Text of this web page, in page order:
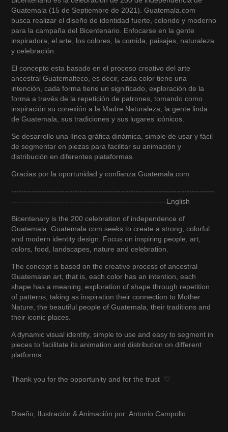
Guatemala (15 de Septiembre de 2021). Guatemala.com
busca realizar el diseño de identidad fuerte, colorido y moderno
para la campaña del Bicentenario. Enfocarse en la gente
inspiradora, el arte, los colores, la comida, paisajes, naturaleza
y celebración.
El concepto esta basado en el proceso creativo del arte
ancestral Guatemalteco, es decir, cada color tiene una
intención, cada forma tiene un significado, exploración de la
forma a través de la repetición de patrones, tomando como
inspiración su conexión a la Madre Naturaleza, la gente linda
de Guatemala, sus tradiciones y sus lugares icónicos.
Se desarrollo una línea gráfica dinámica, simple de usar y fácil
de segmentar en piezas para facilitar su animación y
distribución en diferentes plataformas.
Gracias por la oportunidad y confianza Guatemala.com
--------------------------------------------------------------------------------
-------------------------------------------------------------English
Bicentenary is the 200 celebration of independence of
Guatemala. Guatemala.com seeks to create a strong, colorful
and modern identity design. Focus on inspiring people, art,
colors, food, landscapes, nature and celebration.
The concept is based on the creative process of ancestral
Guatemalan art, that is, each color has an intention, each
shape has a meaning, exploration of shape through repetition
of patterns, taking as inspiration their connection to Mother
Nature, the beautiful people of Guatemala, their traditions and
their iconic places.
A dynamic visual identity, simple to use and easy to segment in
pieces to facilitate its animation and distribution on different
platforms.
Thank you for the opportunity and for the trust ♡
Diseño, Ilustración & Animación por: Antonio Campollo